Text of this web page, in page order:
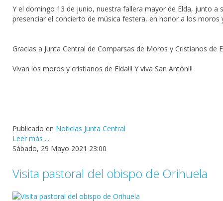
Y el domingo 13 de junio, nuestra fallera mayor de Elda, junto a
presenciar el concierto de música festera, en honor a los moros
Gracias a Junta Central de Comparsas de Moros y Cristianos de
Vivan los moros y cristianos de Elda!!! Y viva San Antón!!!
Publicado en Noticias Junta Central
Leer más ...
Sábado, 29 Mayo 2021 23:00
Visita pastoral del obispo de Orihuela